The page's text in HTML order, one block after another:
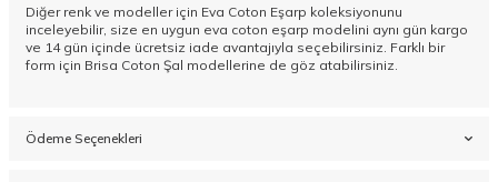
Diğer renk ve modeller için Eva Coton Eşarp koleksiyonunu
inceleyebilir, size en uygun eva coton eşarp modelini aynı gün kargo
ve 14 gün içinde ücretsiz iade avantajıyla seçebilirsiniz. Farklı bir
form için Brisa Coton Şal modellerine de göz atabilirsiniz.
Ödeme Seçenekleri